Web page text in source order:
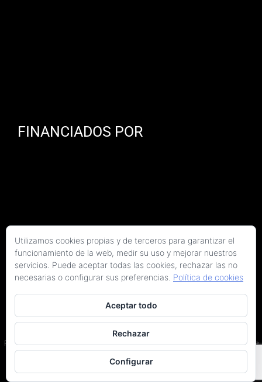
FINANCIADOS POR
Copyright 2026 Kaitek Servicios Tecnicos para la Construcción S.L.P. | Todos los
derechos reservados
Programa Kit Digital cofinanciado por los fondos Next Generation (EU) del Plan de
Recuperación, Transformación y Resiliencia.
Política de privacidad
Utilizamos cookies propias y de terceros para garantizar el
funcionamiento de la web, medir su uso y mejorar nuestros
servicios. Puede aceptar todas las cookies, rechazar las no
necesarias o configurar sus preferencias. Política de cookies
Aceptar todo
Rechazar
Configurar